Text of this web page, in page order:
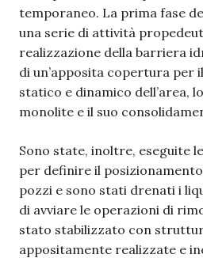
temporaneo. La prima fase
una serie di attività
realizzazione della barriera
di un’apposita copertura per
statico e dinamico dell’area,
monolite e il suo
Sono state, inoltre, eseguite
per definire il
pozzi e sono stati drenati i
di avviare le operazioni di
stato stabilizzato con
appositamente realizzate e